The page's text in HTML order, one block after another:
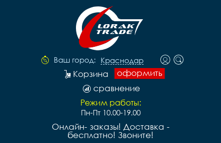
Ваш город: Краснодар
оформить
Корзина
сравнение
Режим работы:
Пн-Пт 10.00-19.00
Онлайн- заказы! Доставка -
бесплатно! Звоните!